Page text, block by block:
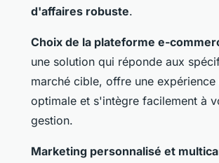
d'affaires robuste.
Choix de la plateforme e-
une solution qui réponde aux
marché cible, offre une expérience
optimale et s'intègre facilement à
gestion.
Marketing personnalisé et